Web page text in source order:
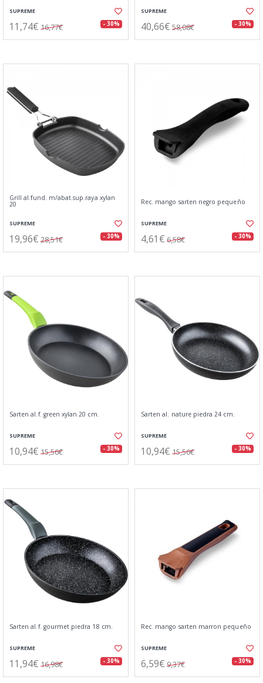
SUPREME
11,74€ 16,77€ - 30%
SUPREME
40,66€ 58,08€ - 30%
Grill al.fund. m/abat.sup.raya xylan
20
SUPREME
19,96€ 28,51€ - 30%
Rec. mango sarten negro pequeño
SUPREME
4,61€ 6,58€ - 30%
Sarten al.f. green xylan 20 cm.
SUPREME
10,94€ 15,56€ - 30%
Sarten al. nature piedra 24 cm.
SUPREME
10,94€ 15,56€ - 30%
Sarten al.f. gourmet piedra 18 cm.
SUPREME
11,94€ 16,98€ - 30%
Rec. mango sarten marron pequeño
SUPREME
6,59€ 9,37€ - 30%